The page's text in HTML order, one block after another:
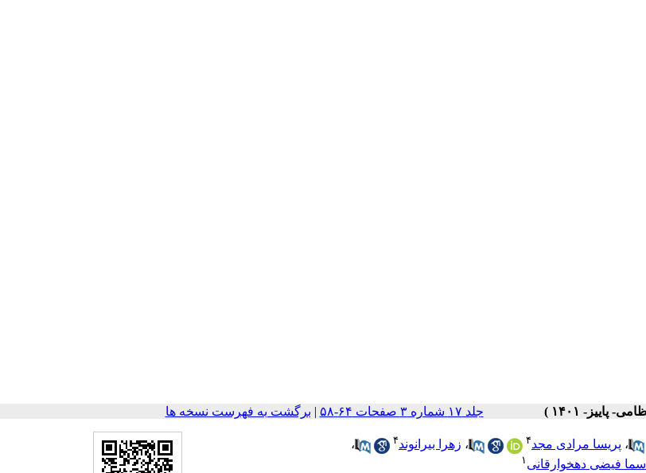
جلد ۱۷ شماره ۳ صفحات ۶۴-۵۸ | برگشت به فهرست نسخه ها
، پریسا مرادی مجد۴ ، زهرا بیرانوند۴
،
اسما فیضی دهخوارقانی ۱